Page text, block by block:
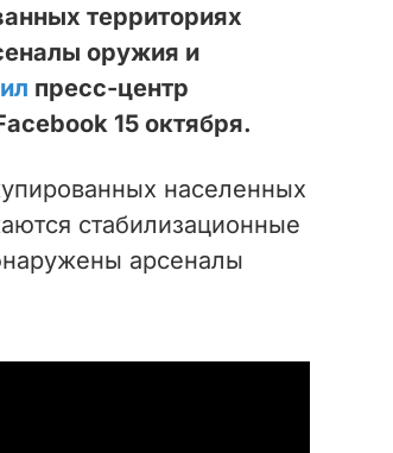
территориях
оружия и
пресс-центр
15 октября.
населенных
стабилизационные
арсеналы